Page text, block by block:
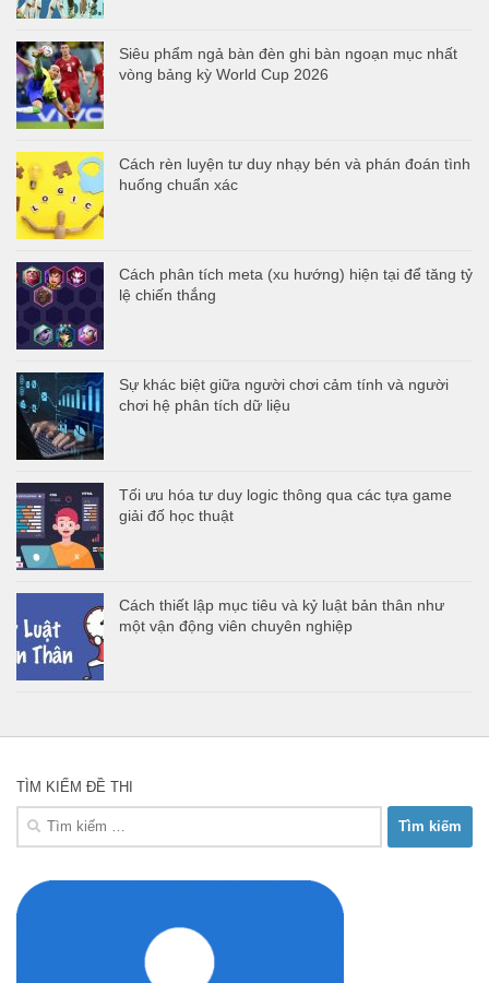
Siêu phẩm ngả bàn đèn ghi bàn ngoạn mục nhất
vòng bảng kỳ World Cup 2026
Cách rèn luyện tư duy nhạy bén và phán đoán tình
huống chuẩn xác
Cách phân tích meta (xu hướng) hiện tại để tăng tỷ
lệ chiến thắng
Sự khác biệt giữa người chơi cảm tính và người
chơi hệ phân tích dữ liệu
Tối ưu hóa tư duy logic thông qua các tựa game
giải đố học thuật
Cách thiết lập mục tiêu và kỷ luật bản thân như
một vận động viên chuyên nghiệp
TÌM KIẾM ĐỀ THI
Tìm